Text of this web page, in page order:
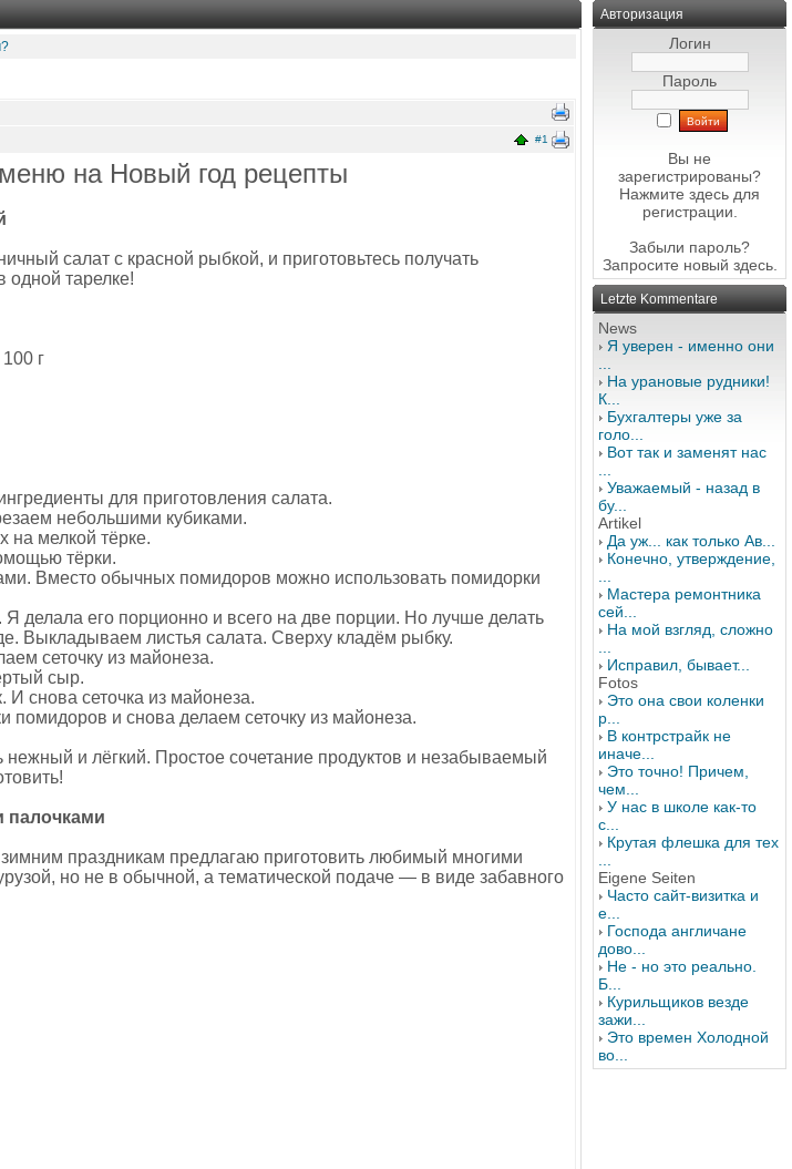
#1
на Новый год рецепты
салат с красной рыбкой, и приготовьтесь получать
одной тарелке!
г
для приготовления салата.
небольшими кубиками.
на мелкой тёрке.
тёрки.
Вместо обычных помидоров можно использовать помидорки
делала его порционно и всего на две порции. Но лучше делать
Выкладываем листья салата. Сверху кладём рыбку.
сеточку из майонеза.
сыр.
снова сеточка из майонеза.
помидоров и снова делаем сеточку из майонеза.
и лёгкий. Простое сочетание продуктов и незабываемый
палочками
праздникам предлагаю приготовить любимый многими
но не в обычной, а тематической подаче — в виде забавного
Авторизация
Логин
Пароль
Вы не
зарегистрированы?
Нажмите здесь для
регистрации.
Забыли пароль?
Запросите новый здесь.
Letzte Kommentare
News
Я уверен - именно они
На урановые рудники!
К...
Бухгалтеры уже за
голо...
Вот так и заменят нас
Уважаемый - назад в
бу...
Artikel
Да уж... как только Ав...
Конечно, утверждение,
Мастера ремонтника
сей...
На мой взгляд, сложно
Исправил, бывает...
Fotos
Это она свои коленки
р...
В контрстрайк не
иначе...
Это точно! Причем,
чем...
У нас в школе как-то
с...
Крутая флешка для тех
Eigene Seiten
Часто сайт-визитка и
е...
Господа англичане
дово...
Не - но это реально.
Б...
Курильщиков везде
зажи...
Это времен Холодной
во...